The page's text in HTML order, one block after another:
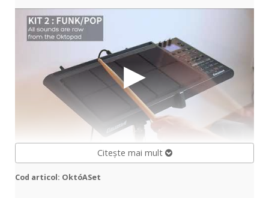
Citește mai mult
Cod articol: OktóASet